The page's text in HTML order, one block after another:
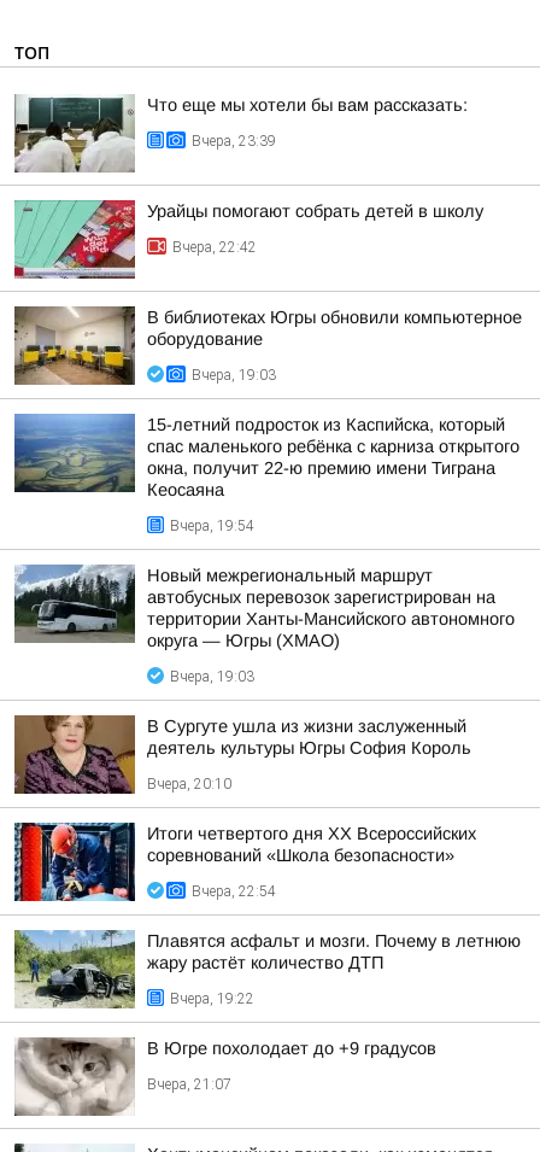
ТОП
Что еще мы хотели бы вам рассказать:
Вчера, 23:39
Урайцы помогают собрать детей в школу
Вчера, 22:42
В библиотеках Югры обновили компьютерное
оборудование
Вчера, 19:03
15-летний подросток из Каспийска, который
спас маленького ребёнка с карниза открытого
окна, получит 22-ю премию имени Тиграна
Кеосаяна
Вчера, 19:54
Новый межрегиональный маршрут
автобусных перевозок зарегистрирован на
территории Ханты-Мансийского автономного
округа — Югры (ХМАО)
Вчера, 19:03
В Сургуте ушла из жизни заслуженный
деятель культуры Югры София Король
Вчера, 20:10
Итоги четвертого дня XX Всероссийских
соревнований «Школа безопасности»
Вчера, 22:54
Плавятся асфальт и мозги. Почему в летнюю
жару растёт количество ДТП
Вчера, 19:22
В Югре похолодает до +9 градусов
Вчера, 21:07